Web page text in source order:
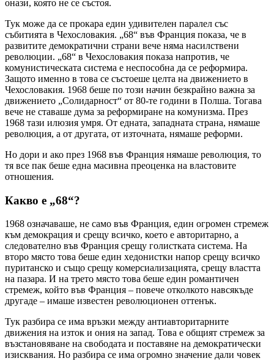
онази, която не се състоя.
Тук може да се прокара един удивителен паралел със
събитията в Чехословакия. „68“ във Франция показа, че в
развитите демократични страни вече няма насилствени
революции. „68“ в Чехословакия показа напротив, че
комунистическата система е неспособна да се реформира.
Защото именно в това се състоеше целта на движението в
Чехословакия. 1968 беше по този начин безкрайно важна за
движението „Солидарност“ от 80-те години в Полша. Тогава
вече не ставаше дума за реформиране на комунизма. През
1968 тази илюзия умря. От едната, западната страна, нямаше
революция, а от другата, от източната, нямаше реформи.
Но дори и ако през 1968 във Франция нямаше революция, то
тя все пак беше една масивна преоценка на властовите
отношения.
Какво е „68“?
1968 означаваше, не само във Франция, един огромен стремеж
към демокрация и срещу всичко, което е авторитарно, а
следователно във Франция срещу голистката система. На
второ място това беше един хедонистки напор срещу всичко
пуританско и също срещу комерсиализацията, срещу властта
на пазара. И на трето място това беше един романтичен
стремеж, който във Франция – повече отколкото навсякъде
другаде – имаше известен революционен оттенък.
Тук разбира се има връзки между антиавторитарните
движения на изток и ония на запад. Това е общият стремеж за
възстановяване на свободата и поставяне на демократически
изисквания. Но разбира се има огромно значение дали човек